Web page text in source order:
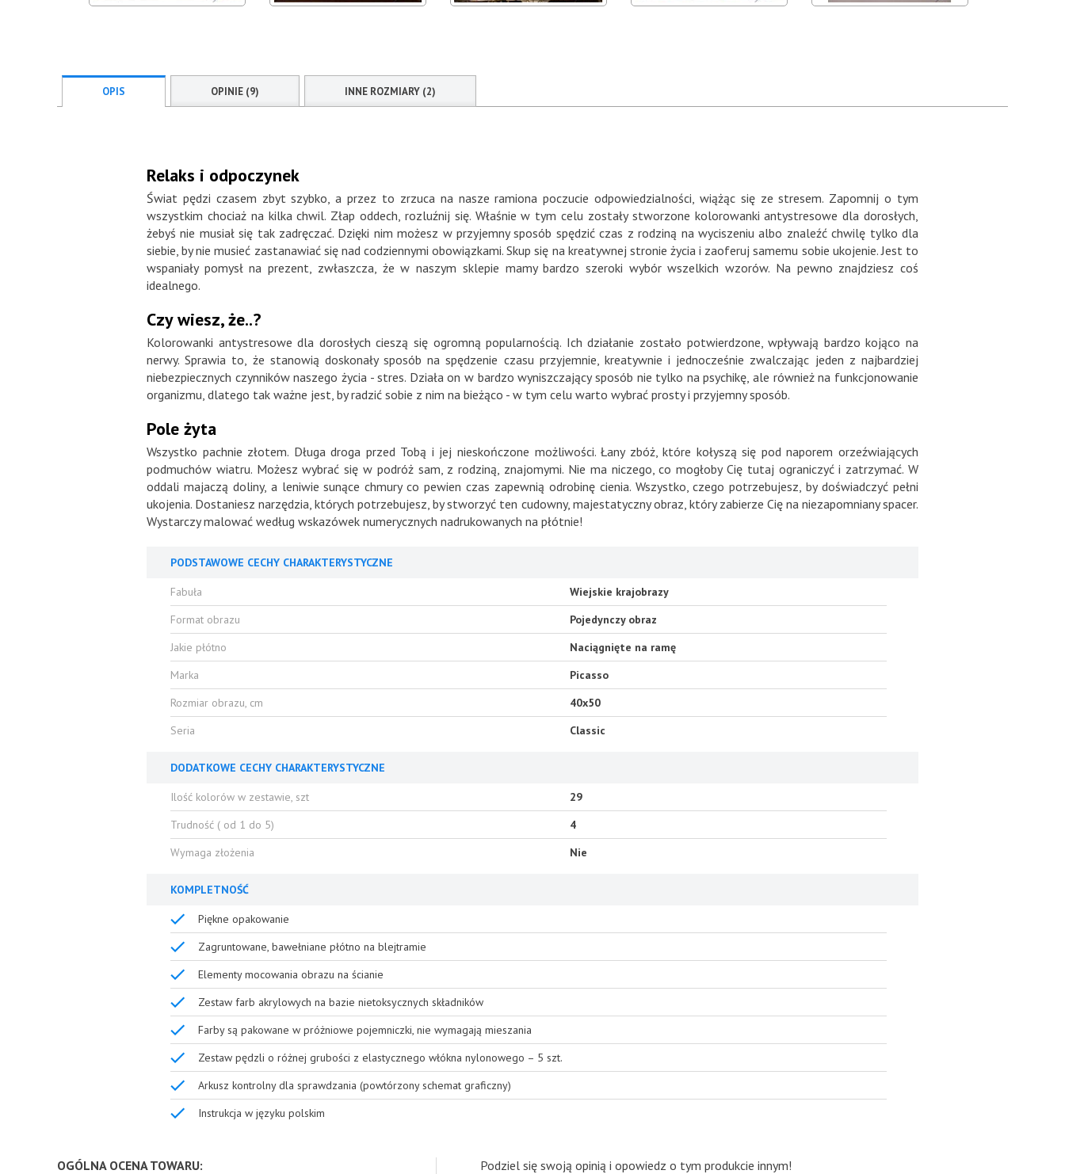
OPIS OPINIE (9) INNE ROZMIARY (2)
Relaks i odpoczynek
Świat pędzi czasem zbyt szybko, a przez to zrzuca na nasze ramiona poczucie odpowiedzialności, wiążąc się ze stresem. Zapomnij o tym
wszystkim chociaż na kilka chwil. Złap oddech, rozluźnij się. Właśnie w tym celu zostały stworzone kolorowanki antystresowe dla dorosłych,
żebyś nie musiał się tak zadręczać. Dzięki nim możesz w przyjemny sposób spędzić czas z rodziną na wyciszeniu albo znaleźć chwilę tylko dla
siebie, by nie musieć zastanawiać się nad codziennymi obowiązkami. Skup się na kreatywnej stronie życia i zaoferuj samemu sobie ukojenie. Jest to
wspaniały pomysł na prezent, zwłaszcza, że w naszym sklepie mamy bardzo szeroki wybór wszelkich wzorów. Na pewno znajdziesz coś
idealnego.
Czy wiesz, że..?
Kolorowanki antystresowe dla dorosłych cieszą się ogromną popularnością. Ich działanie zostało potwierdzone, wpływają bardzo kojąco na
nerwy. Sprawia to, że stanowią doskonały sposób na spędzenie czasu przyjemnie, kreatywnie i jednocześnie zwalczając jeden z najbardziej
niebezpiecznych czynników naszego życia - stres. Działa on w bardzo wyniszczający sposób nie tylko na psychikę, ale również na funkcjonowanie
organizmu, dlatego tak ważne jest, by radzić sobie z nim na bieżąco - w tym celu warto wybrać prosty i przyjemny sposób.
Pole żyta
Wszystko pachnie złotem. Długa droga przed Tobą i jej nieskończone możliwości. Łany zbóż, które kołyszą się pod naporem orzeźwiających
podmuchów wiatru. Możesz wybrać się w podróż sam, z rodziną, znajomymi. Nie ma niczego, co mogłoby Cię tutaj ograniczyć i zatrzymać. W
oddali majaczą doliny, a leniwie sunące chmury co pewien czas zapewnią odrobinę cienia. Wszystko, czego potrzebujesz, by doświadczyć pełni
ukojenia. Dostaniesz narzędzia, których potrzebujesz, by stworzyć ten cudowny, majestatyczny obraz, który zabierze Cię na niezapomniany spacer.
Wystarczy malować według wskazówek numerycznych nadrukowanych na płótnie!
PODSTAWOWE CECHY CHARAKTERYSTYCZNE
Fabuła
Wiejskie krajobrazy
Format obrazu
Pojedynczy obraz
Jakie płótno
Naciągnięte na ramę
Marka
Picasso
Rozmiar obrazu, cm
40x50
Seria
Classic
DODATKOWE CECHY CHARAKTERYSTYCZNE
Ilość kolorów w zestawie, szt
29
Trudność ( od 1 do 5)
4
Wymaga złożenia
Nie
KOMPLETNOŚĆ
Piękne opakowanie
Zagruntowane, bawełniane płótno na blejtramie
Elementy mocowania obrazu na ścianie
Zestaw farb akrylowych na bazie nietoksycznych składników
Farby są pakowane w próżniowe pojemniczki, nie wymagają mieszania
Zestaw pędzli o różnej grubości z elastycznego włókna nylonowego – 5 szt.
Arkusz kontrolny dla sprawdzania (powtórzony schemat graficzny)
Instrukcja w języku polskim
OGÓLNA OCENA TOWARU: Podziel się swoją opinią i opowiedz o tym produkcie innym!